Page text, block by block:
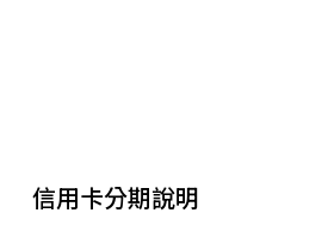
信用卡分期說明